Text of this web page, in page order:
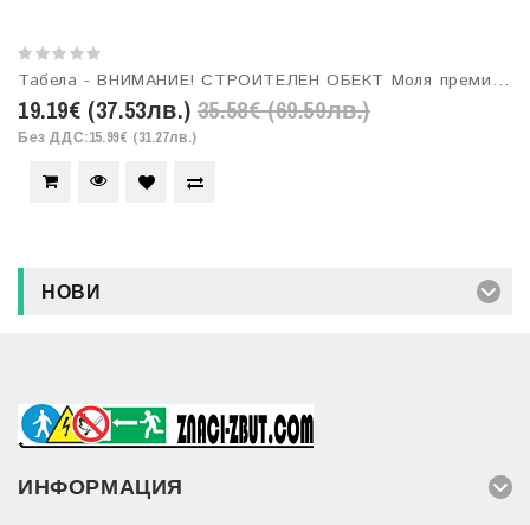
Табела - ВНИМАНИЕ! СТРОИТЕЛЕН ОБЕКТ Моля премини на отсрещния тротоар! ВИНИЛ ЗА ОКАЧВАНЕ
19.19€ (37.53лв.) 35.58€ (69.59лв.)
Без ДДС:15.99€ (31.27лв.)
НОВИ
ИНФОРМАЦИЯ